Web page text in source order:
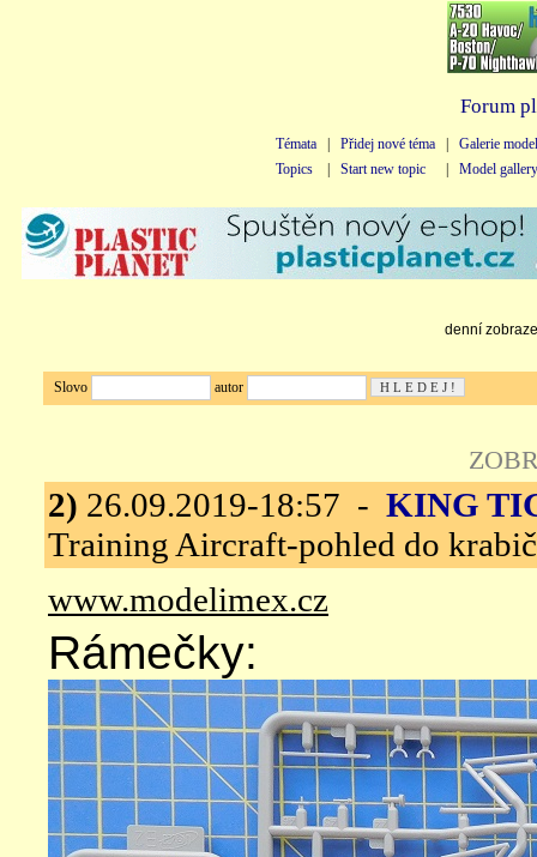
Forum
Témata Přidej nové téma
Galerie
Topics
Start new topic Model gallery
denní
Slovo autor
2) 26.09.2019-18:57 - KING
Training Aircraft-pohled do
www.modelimex.cz
Rámečky: